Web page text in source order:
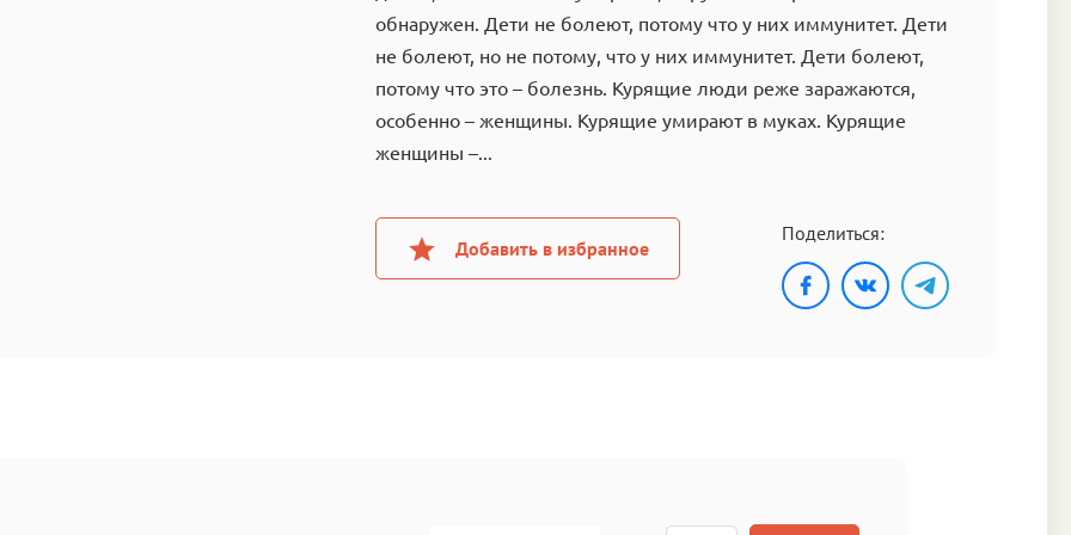
обнаружен. Дети не болеют, потому что у них иммунитет. Дети
не болеют, но не потому, что у них иммунитет. Дети болеют,
потому что это – болезнь. Курящие люди реже заражаются,
особенно – женщины. Курящие умирают в муках. Курящие
женщины –...
Добавить в избранное
Поделиться: